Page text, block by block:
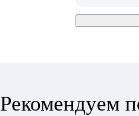
Рекомендуем